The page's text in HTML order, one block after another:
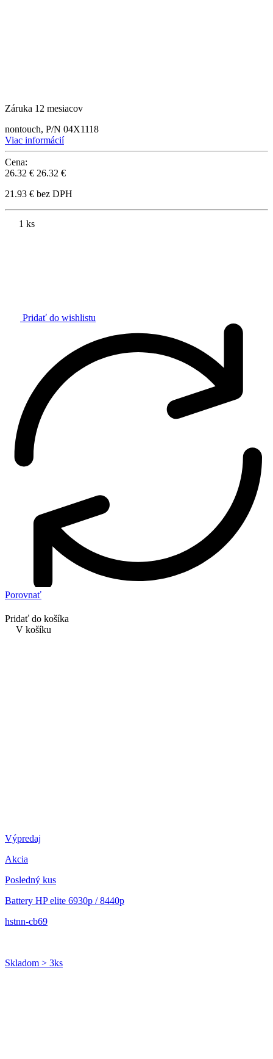
Záruka 12 mesiacov
nontouch, P/N 04X1118
Viac informácií
Cena:
26.32 € 26.32 €
21.93 € bez DPH
1 ks
Pridať do wishlistu
Porovnať
Pridať do košíka
V košíku
Výpredaj
Akcia
Posledný kus
Battery HP elite 6930p / 8440p
hstnn-cb69
Skladom > 3ks